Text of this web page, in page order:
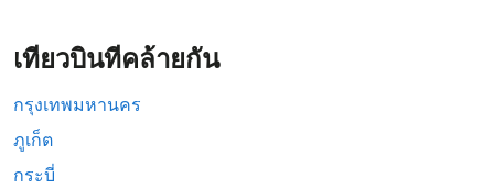
เที่ยวบินที่คล้ายกัน
กรุงเทพมหานคร
ภูเก็ต
กระบี่